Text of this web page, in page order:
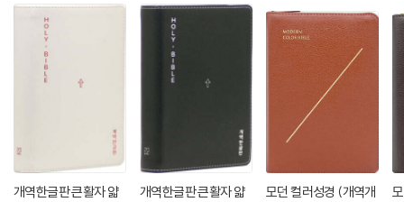
개역한글판 큰활자 얇
개역한글판 큰활자 얇
모던 컬러성경 (개역개